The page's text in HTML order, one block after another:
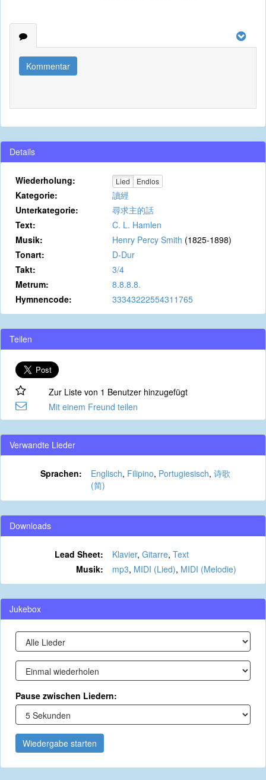
Kommentar
Details
Wiederholung: Lied Endlos
Kategorie:
讀經
Unterkategorie:
尋求主的話
Text:
C. L. Hamlen
Musik:
Henry Percy Smith (1825-1898)
Tonart:
D-Dur
Takt:
3/4
Metrum:
8.8.8.8.
Hymnencode:
33343222554311765
Teilen
Zur Liste von 1 Benutzer hinzugefügt
Mit einem Freund teilen
Verwandte Lieder
Sprachen: Englisch, Filipino, Portugiesisch, 诗歌
(简)
Downloads
Lead Sheet: Klavier, Gitarre, Text
Musik:
mp3, MIDI (Lied), MIDI (Melodie)
Jukebox
Pause zwischen Liedern:
Wiedergabe starten